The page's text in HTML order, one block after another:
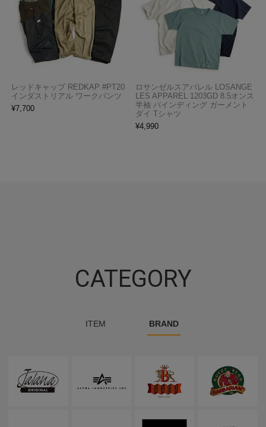
レッドキャップ REDKAP #PT20
インダストリアル ワークパンツ
¥7,700
ロサンゼルスアパレル LOSANGE
LES APPAREL 1203GD 8.5オンス
半袖 バインディング ガーメント
ダイ Tシャツ
¥4,990
CATEGORY
ITEM BRAND